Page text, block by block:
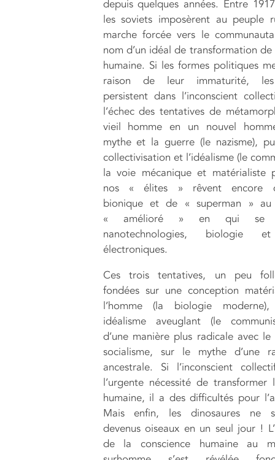
depuis quelques années. Entre
les soviets imposèrent au peuple
marche forcée vers le
nom d’un idéal de transformation
humaine. Si les formes politiques
raison de leur immaturité,
persistent dans l’inconscient
l’échec des tentatives de
vieil homme en un nouvel
mythe et la guerre (le nazisme),
collectivisation et l’idéalisme (le
la voie mécanique et matérialiste
nos « élites » rêvent encore
bionique et de « superman » au
« amélioré » en qui se
nanotechnologies, biologie
électroniques.
Ces trois tentatives, un peu
fondées sur une conception
l’homme (la biologie
idéalisme aveuglant (le
d’une manière plus radicale avec
socialisme, sur le mythe d’une
ancestrale. Si l’inconscient
l’urgente nécessité de transformer
humaine, il a des difficultés pour
Mais enfin, les dinosaures ne
devenus oiseaux en un seul jour !
de la conscience humaine au